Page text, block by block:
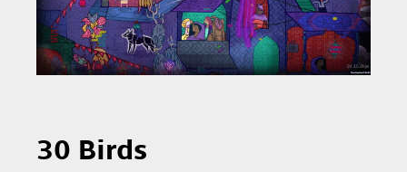
30 Birds